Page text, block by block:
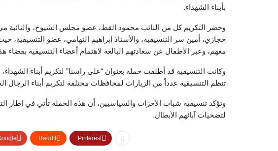
بأبناء الشهداء.
وحضر التكريم كل من النائب محمود القط، عضو مجلس الشيوخ، والنائبة
حجازي، أمين سر التنسيقية، والأستاذ إبراهيم التهامي، عضو التنسيقية،
معهم، وعبر الأطفال عن سعادتهم البالغة لاهتمام أعضاء التنسيقية بقضاء
وكانت التنسيقية قد أطلقت حملة بعنوان “على راسنا” لتكريم أبناء
تنظم التنسيقية عدداً من الزيارات لمحافظات مختلفة لتكريم أبناء
وتؤكد تنسيقية شباب الأحزاب والسياسيين، أن هذه الحملة تأتي في إطار
لتضحيات آبائهم الأبطال.
ReddIt Pinterest